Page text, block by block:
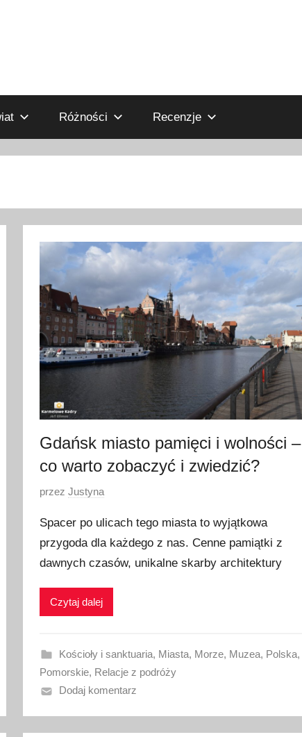
Różności Recenzje
Gdańsk miasto pamięci i wolności –
co warto zobaczyć i zwiedzić?
O
u
b
l
o
a
n
o
przezJustyna
Spacer po ulicach tego miasta to wyjątkowa
przygoda dla każdego z nas. Cenne pamiątki z
dawnych czasów, unikalne skarby architektury
Czytaj dalej
Kościoły i sanktuaria, Miasta, Morze, Muzea, Polska,
Pomorskie, Relacje z podróży
Dodaj komentarz